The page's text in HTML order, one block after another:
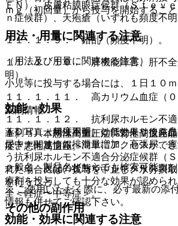
ＥＮ）、皮膚粘膜眼症候群（Ｓｔｅｖ
ｎ症候群）、天疱瘡（いずれも頻度不
１１．１．９． 錯乱（頻度不明）。
１１．１．１０． 肝機能障害、肝不
明）。
１１．１．１１． 高カリウム血症（０
１１．１．１２． 抗利尿ホルモン不適
ＡＤＨ）（頻度不明）：低ナトリウム
尿中ナトリウム排泄量増加、高張尿、
う抗利尿ホルモン不適合分泌症候群（
れた場合には、投与を中止し、水分摂
を行うこと。
その他の副作用
ｍｇ（初回量）から投与を開始するこ
用法・用量に関連する注意
（用法及び用量に関連する注意）
小児等に投与する場合には、１日１０ｍ
効能・効果
１）． 本態性高血圧症、腎性高血圧
症、悪性高血圧。
２）． 次記の状態で、ジギタリス製
療剤を投与しても十分な効果が認めら
全＜軽症〜中等症＞。
効能・効果に関連する注意
薬剤情報
薬剤写真、用法用量、効能効果や後発
でき、関連情報へ簡単にアクセスがで
一般名、製品名どちらでも検索可能！
※ ご使用いただく際に、必ず最新の添
情報も併せてご確認下さい。